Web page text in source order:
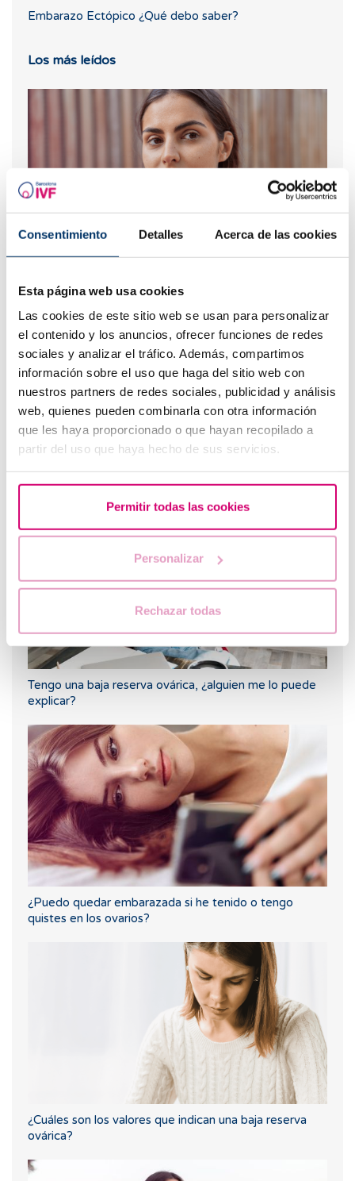
Consentimiento Detalles Acerca de las cookies
Esta página web usa cookies
Las cookies de este sitio web se usan para personalizar
el contenido y los anuncios, ofrecer funciones de redes
sociales y analizar el tráfico. Además, compartimos
información sobre el uso que haga del sitio web con
nuestros partners de redes sociales, publicidad y análisis
web, quienes pueden combinarla con otra información
que les haya proporcionado o que hayan recopilado a
partir del uso que haya hecho de sus servicios.
Permitir todas las cookies
Personalizar
Rechazar todas
Embarazo Ectópico ¿Qué debo saber?
Los más leídos
embarazo negativo?
Tengo una baja reserva ovárica, ¿alguien me lo puede
explicar?
¿Puedo quedar embarazada si he tenido o tengo
quistes en los ovarios?
¿Cuáles son los valores que indican una baja reserva
ovárica?